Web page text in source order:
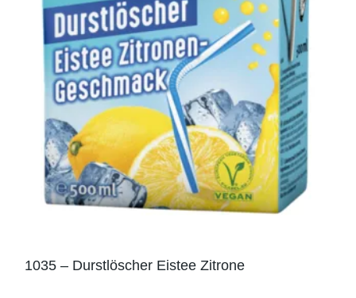
1035 – Durstlöscher Eistee Zitrone